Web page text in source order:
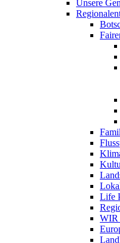
Unsere
Life
WIR